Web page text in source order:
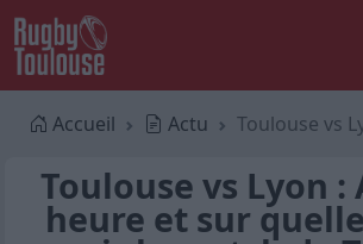
Accueil Actu Toulouse vs Lyon : A quelle heure et sur quelle chaine voir
Toulouse vs Lyon :
heure et sur